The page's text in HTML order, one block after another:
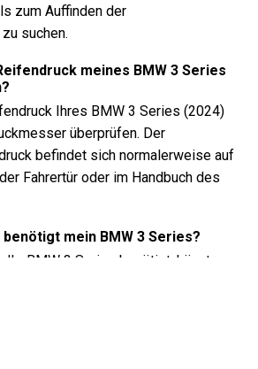
zum Auffinden der
suchen.
meines BMW 3 Series
Ihres BMW 3 Series (2024)
überprüfen. Der
befindet sich normalerweise auf
Fahrertür oder im Handbuch des
mein BMW 3 Series?
BMW 3 Series benötigt, hängt vom